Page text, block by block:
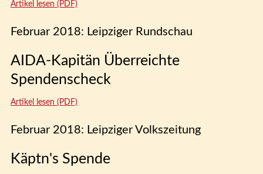
Artikel lesen (PDF)
Februar 2018: Leipziger Rundschau
AIDA-Kapitän Überreichte
Spendenscheck
Artikel lesen (PDF)
Februar 2018: Leipziger Volkszeitung
Käptn's Spende